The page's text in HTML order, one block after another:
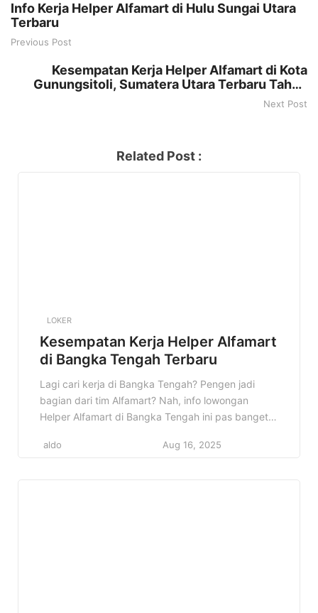
Info Kerja Helper Alfamart di Hulu Sungai Utara
Terbaru
Previous Post
Kesempatan Kerja Helper Alfamart di Kota
Gunungsitoli, Sumatera Utara Terbaru Tahun
2025
Next Post
Related Post :
LOKER
Kesempatan Kerja Helper Alfamart
di Bangka Tengah Terbaru
Lagi cari kerja di Bangka Tengah? Pengen jadi
bagian dari tim Alfamart? Nah, info lowongan
Helper Alfamart di Bangka Tengah ini pas banget
salah satu jaringan minimarket terbesar di
aldo Aug 16, 2025